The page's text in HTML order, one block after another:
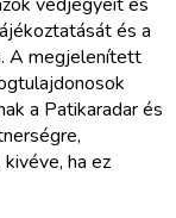
és a
A megjelenített
a Patikaradar és
ha ez